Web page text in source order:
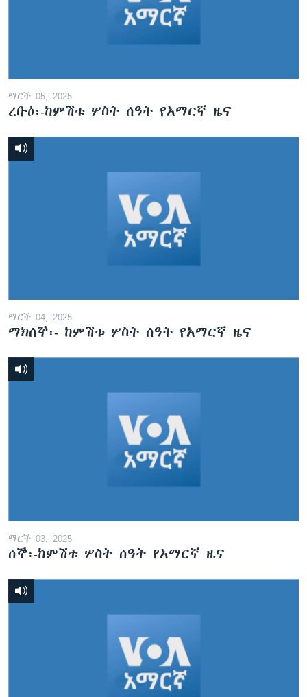
ማርች 05, 2025
ረቡዕ፡-ከምሽቱ ሦስት ሰዓት የአማርኛ ዜና
ማርች 04, 2025
ማክሰኞ፡- ከምሽቱ ሦስት ሰዓት የአማርኛ ዜና
ማርች 03, 2025
ሰኞ፡-ከምሽቱ ሦስት ሰዓት የአማርኛ ዜና